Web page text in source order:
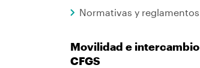
Normativas y reglamentos
Movilidad e intercambio
CFGS